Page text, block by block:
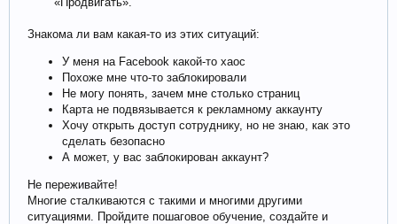
Знакома ли вам какая-то из этих ситуаций:
У меня на Facebook какой-то хаос
Похоже мне что-то заблокировали
Не могу понять, зачем мне столько страниц
Карта не подвязывается к рекламному аккаунту
Хочу открыть доступ сотруднику, но не знаю, как это
сделать безопасно
А может, у вас заблокирован аккаунт?
Не переживайте!
Многие сталкиваются с такими и многими другими
ситуациями. Пройдите пошаговое обучение, создайте и